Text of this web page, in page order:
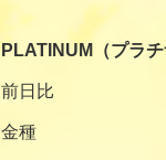
PLATINUM（プラチ
前日比
金種